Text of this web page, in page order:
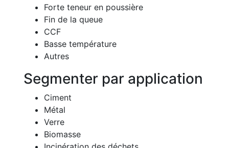
Forte teneur en poussière
Fin de la queue
CCF
Basse température
Autres
Segmenter par application
Ciment
Métal
Verre
Biomasse